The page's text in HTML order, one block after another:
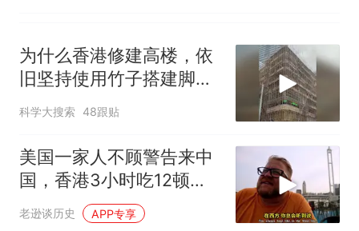
为什么香港修建高楼，依
旧坚持使用竹子搭建脚手
架
科学大搜索 48跟贴
美国一家人不顾警告来中
国，香港3小时吃12顿，
直飞上海想定居
老逊谈历史 APP专享